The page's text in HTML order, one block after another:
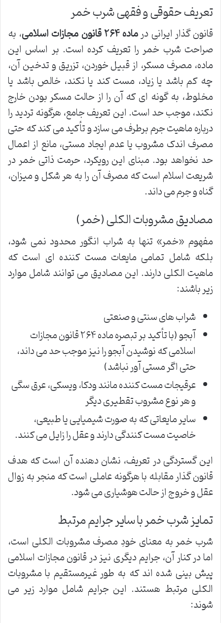
تعریف حقوقی و فقهی شرب خمر
قانون گذار ایرانی درماده ۲۶۴ قانون مجازات اسلامی
، به
صراحت شرب خمر را تعریف کرده است. بر اساس این
ماده، مصرف مسکر، از قبیل خوردن، تزریق و تدخین آن،
چه کم باشد یا زیاد، مست کند یا نکند، خالص باشد یا
مخلوط، به گونه ای که آن را از حالت مسکر بودن خارج
نکند، موجب حد است. این تعریف جامع، هرگونه تردید را
درباره ماهیت جرم برطرف می سازد و تأکید می کند که حتی
مصرف اندک مشروب یا عدم ایجاد مستی، مانع از اعمال
حد نخواهد بود. مبنای این رویکرد، حرمت ذاتی خمر در
شریعت اسلام است که مصرف آن را به هر شکل و میزان،
گناه و جرم می داند.
مصادیق مشروبات الکلی (خمر)
مفهوم «خمر» تنها به شراب انگور محدود نمی شود،
بلکه شامل تمامی مایعات مست کننده ای است که
ماهیت الکلی دارند. این مصادیق می توانند شامل موارد
زیر باشند:
شراب های سنتی و صنعتی
آبجو (با تأکید بر تبصره ماده ۲۶۴ قانون مجازات
اسلامی که نوشیدن آبجو را نیز موجب حد می داند،
حتی اگر مستی آور نباشد)
عرقیجات مست کننده مانند ودکا، ویسکی، عرق سگی
و هر نوع مشروب تقطیری دیگر
سایر مایعاتی که به صورت شیمیایی یا طبیعی،
خاصیت مست کنندگی دارند و عقل را زایل می کنند.
این گستردگی در تعریف، نشان دهنده آن است که هدف
قانون گذار مقابله با هرگونه عاملی است که منجر به زوال
عقل و خروج از حالت هوشیاری می شود.
تمایز شرب خمر با سایر جرایم مرتبط
شرب خمر به معنای خودِ مصرف مشروبات الکلی است،
اما در کنار آن، جرایم دیگری نیز در قانون مجازات اسلامی
پیش بینی شده اند که به طور غیرمستقیم با مشروبات
الکلی مرتبط هستند. این جرایم شامل موارد زیر می
شوند: